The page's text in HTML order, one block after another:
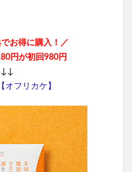
お得に購入！／
円が初回980円
オフリカケ】